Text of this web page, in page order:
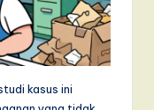
kasus ini